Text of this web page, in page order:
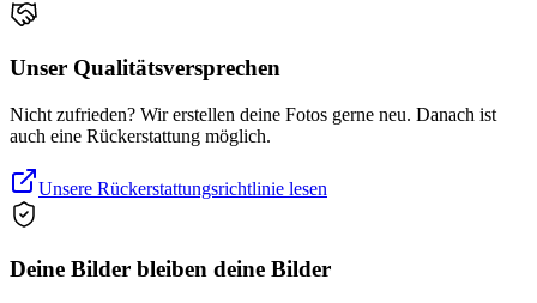
Unser Qualitätsversprechen
Nicht zufrieden? Wir erstellen deine Fotos gerne neu. Danach ist
auch eine Rückerstattung möglich.
Unsere Rückerstattungsrichtlinie lesen
Deine Bilder bleiben deine Bilder